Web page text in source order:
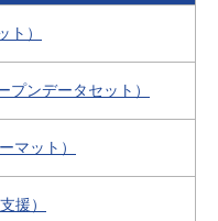
ト）
ンデータセット）
マット）
援）